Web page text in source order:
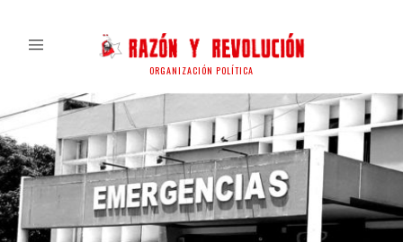
ORGANIZACIÓN POLÍTICA